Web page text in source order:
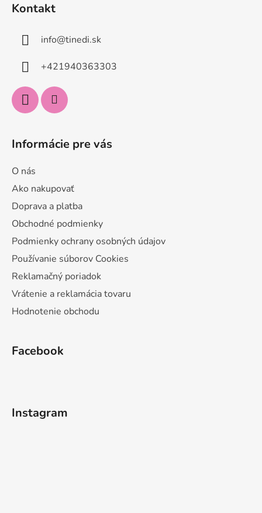
Kontakt
info@tinedi.sk
+421940363303
Informácie pre vás
O nás
Ako nakupovať
Doprava a platba
Obchodné podmienky
Podmienky ochrany osobných údajov
Používanie súborov Cookies
Reklamačný poriadok
Vrátenie a reklamácia tovaru
Hodnotenie obchodu
Facebook
Instagram